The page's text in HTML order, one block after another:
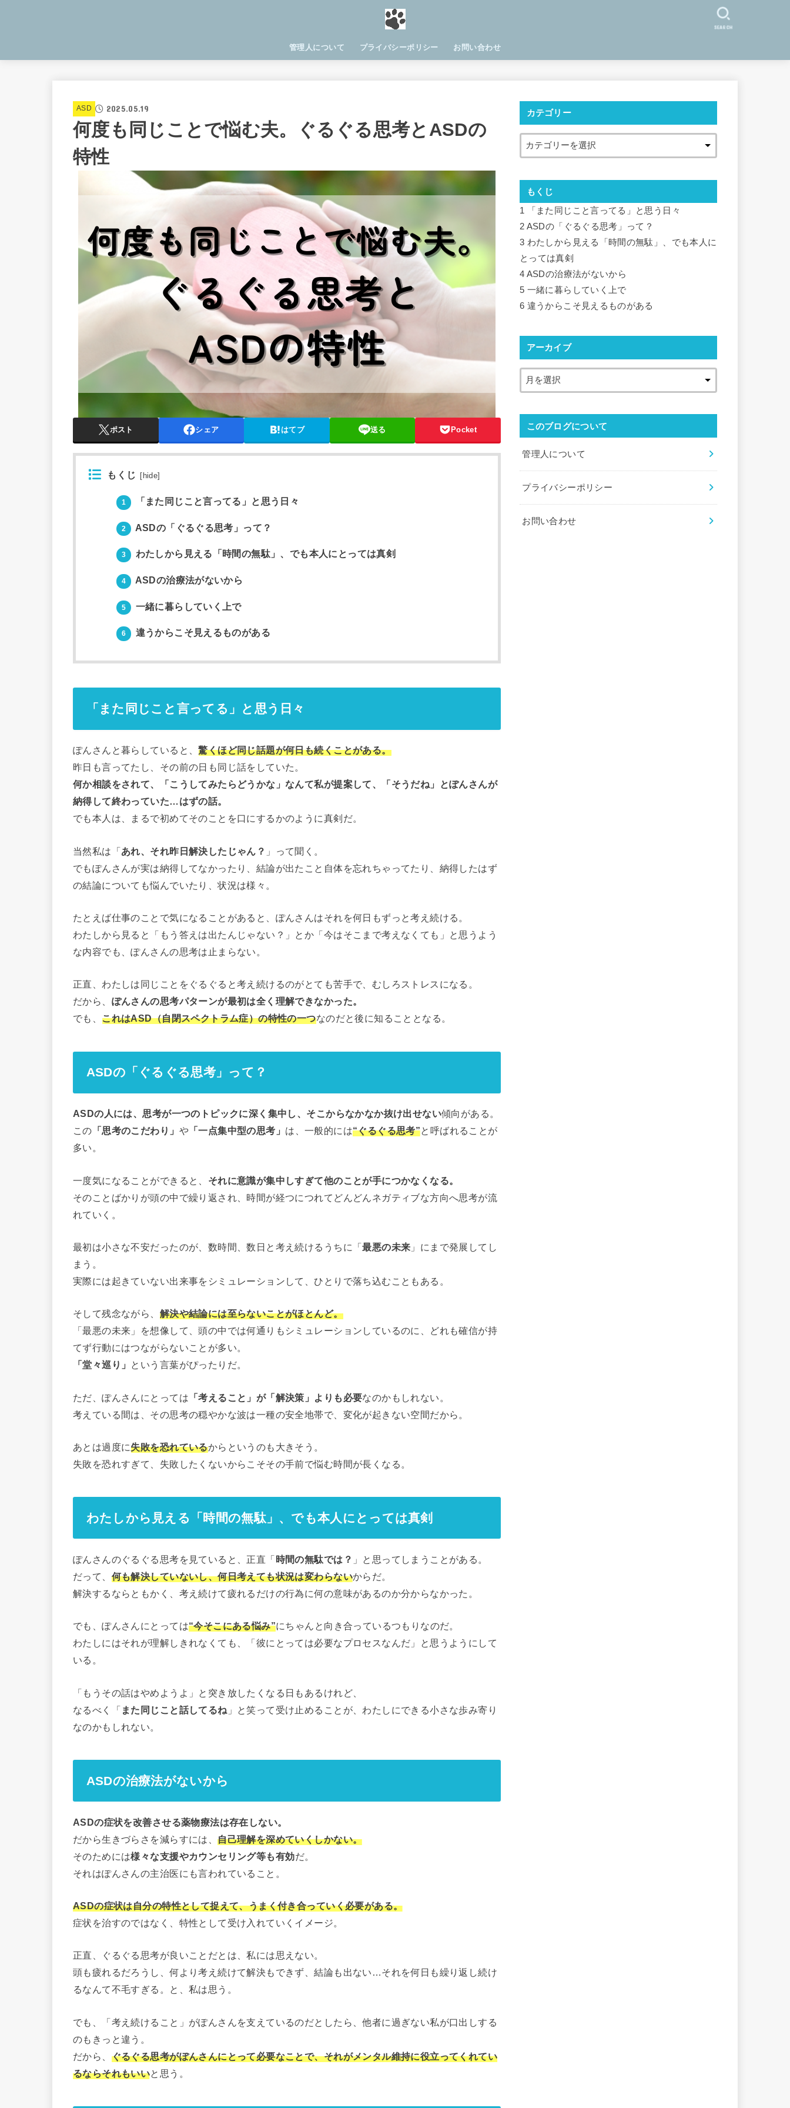
管理人について プライバシーポリシー お問い合わせ
SEARCH
ASD 2025.05.19
何度も同じことで悩む夫。ぐるぐる思考とASDの
特性
ポスト シェア はてブ 送る Pocket
もくじ hide
1 「また同じこと言ってる」と思う日々
2 ASDの「ぐるぐる思考」って？
3 わたしから見える「時間の無駄」、でも本人にとっては真剣
4 ASDの治療法がないから
5 一緒に暮らしていく上で
6 違うからこそ見えるものがある
「また同じこと言ってる」と思う日々
ぽんさんと暮らしていると、驚くほど同じ話題が何日も続くことがある。
昨日も言ってたし、その前の日も同じ話をしていた。
何か相談をされて、「こうしてみたらどうかな」なんて私が提案して、「そうだね」とぽんさんが
納得して終わっていた…はずの話。
でも本人は、まるで初めてそのことを口にするかのように真剣だ。
当然私は「あれ、それ昨日解決したじゃん？ 」って聞く。
でもぽんさんが実は納得してなかったり、結論が出たこと自体を忘れちゃってたり、納得したはず
の結論についても悩んでいたり、状況は様々。
たとえば仕事のことで気になることがあると、ぽんさんはそれを何日もずっと考え続ける。
わたしから見ると「もう答えは出たんじゃない？」とか「今はそこまで考えなくても」と思うよう
な内容でも、ぽんさんの思考は止まらない。
正直、わたしは同じことをぐるぐると考え続けるのがとても苦手で、むしろストレスになる。
だから、 ぽんさんの思考パターンが最初は全く理解できなかった。
でも、 これはASD（自閉スペクトラム症）の特性の一つなのだと後に知ることとなる。
ASDの「ぐるぐる思考」って？
ASDの人には、思考が一つのトピックに深く集中し、そこからなかなか抜け出せない傾向がある。
この 「思考のこだわり」 や「一点集中型の思考」 は、一般的には“ぐるぐる思考”と呼ばれることが
多い。
一度気になることができると、 それに意識が集中しすぎて他のことが手につかなくなる。
そのことばかりが頭の中で繰り返され、時間が経つにつれてどんどんネガティブな方向へ思考が流
れていく。
最初は小さな不安だったのが、数時間、数日と考え続けるうちに「最悪の未来 」にまで発展してし
まう。
実際には起きていない出来事をシミュレーションして、ひとりで落ち込むこともある。
そして残念ながら、 解決や結論には至らないことがほとんど。
「最悪の未来」を想像して、頭の中では何通りもシミュレーションしているのに、どれも確信が持
てず行動にはつながらないことが多い。
「堂々巡り」 という言葉がぴったりだ。
ただ、ぽんさんにとっては 「考えること」が「解決策」よりも必要なのかもしれない。
考えている間は、その思考の穏やかな波は一種の安全地帯で、変化が起きない空間だから。
あとは過度に失敗を恐れているからというのも大きそう。
失敗を恐れすぎて、失敗したくないからこそその手前で悩む時間が長くなる。
わたしから見える「時間の無駄」、でも本人にとっては真剣
ぽんさんのぐるぐる思考を見ていると、正直「時間の無駄では？ 」と思ってしまうことがある。
だって、 何も解決していないし、何日考えても状況は変わらないからだ。
解決するならともかく、考え続けて疲れるだけの行為に何の意味があるのか分からなかった。
でも、ぽんさんにとっては“今そこにある悩み”にちゃんと向き合っているつもりなのだ。
わたしにはそれが理解しきれなくても、「彼にとっては必要なプロセスなんだ」と思うようにして
いる。
「もうその話はやめようよ」と突き放したくなる日もあるけれど、
なるべく「 また同じこと話してるね 」と笑って受け止めることが、わたしにできる小さな歩み寄り
なのかもしれない。
ASDの治療法がないから
ASDの症状を改善させる薬物療法は存在しない。
だから生きづらさを減らすには、自己理解を深めていくしかない。
そのためには様々な支援やカウンセリング等も有効だ。
それはぽんさんの主治医にも言われていること。
ASDの症状は自分の特性として捉えて、うまく付き合っていく必要がある。
症状を治すのではなく、特性として受け入れていくイメージ。
正直、ぐるぐる思考が良いことだとは、私には思えない。
頭も疲れるだろうし、何より考え続けて解決もできず、結論も出ない…それを何日も繰り返し続け
るなんて不毛すぎる。と、私は思う。
でも、「考え続けること」がぽんさんを支えているのだとしたら、他者に過ぎない私が口出しする
のもきっと違う。
だから、 ぐるぐる思考がぽんさんにとって必要なことで、それがメンタル維持に役立ってくれてい
るならそれもいいと思う。
カテゴリー
もくじ
1 「また同じこと言ってる」と思う日々
2 ASDの「ぐるぐる思考」って？
3 わたしから見える「時間の無駄」、でも本人に
とっては真剣
4 ASDの治療法がないから
5 一緒に暮らしていく上で
6 違うからこそ見えるものがある
アーカイブ
このブログについて
管理人について
プライバシーポリシー
お問い合わせ